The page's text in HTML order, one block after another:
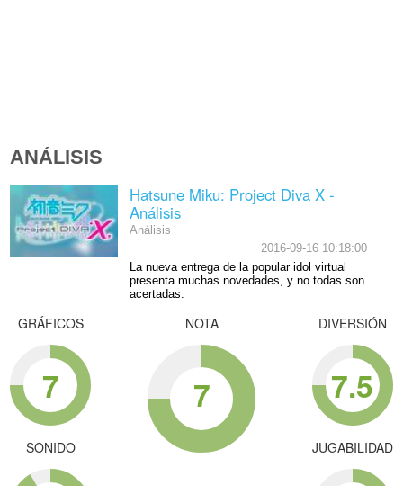
ANÁLISIS
Hatsune Miku: Project Diva X -
Análisis
Análisis
2016-09-16 10:18:00
La nueva entrega de la popular idol virtual
presenta muchas novedades, y no todas son
acertadas.
GRÁFICOS
7
SONIDO
NOTA
7
DIVERSIÓN
7.5
JUGABILIDAD